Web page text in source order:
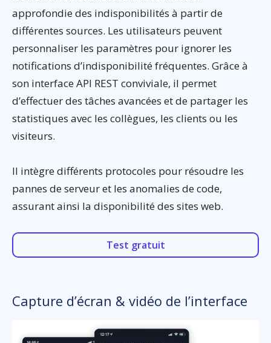
approfondie des indisponibilités à partir de
différentes sources. Les utilisateurs peuvent
personnaliser les paramètres pour ignorer les
notifications d’indisponibilité fréquentes. Grâce à
son interface API REST conviviale, il permet
d’effectuer des tâches avancées et de partager les
statistiques avec les collègues, les clients ou les
visiteurs.
Il intègre différents protocoles pour résoudre les
pannes de serveur et les anomalies de code,
assurant ainsi la disponibilité des sites web.
Test gratuit
Capture d’écran & vidéo de l’interface